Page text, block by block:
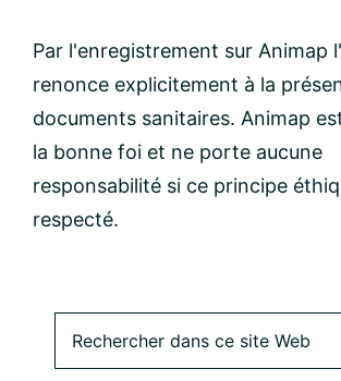
Par l'enregistrement sur Animap
renonce explicitement à la
documents sanitaires. Animap
la bonne foi et ne porte aucune
responsabilité si ce principe
respecté.
Barre
dans